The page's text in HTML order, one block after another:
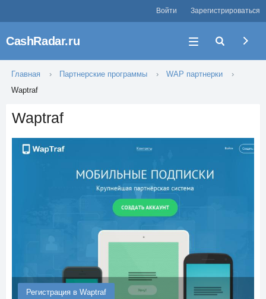
Войти Зарегистрироваться
CashRadar.ru
Главная Партнерские программы
WAP партнерки
Waptraf
Waptraf
Регистрация в Waptraf